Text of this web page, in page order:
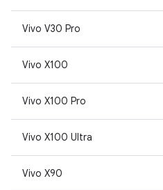
Vivo V30 Pro
Vivo X100
Vivo X100 Pro
Vivo X100 Ultra
Vivo X90